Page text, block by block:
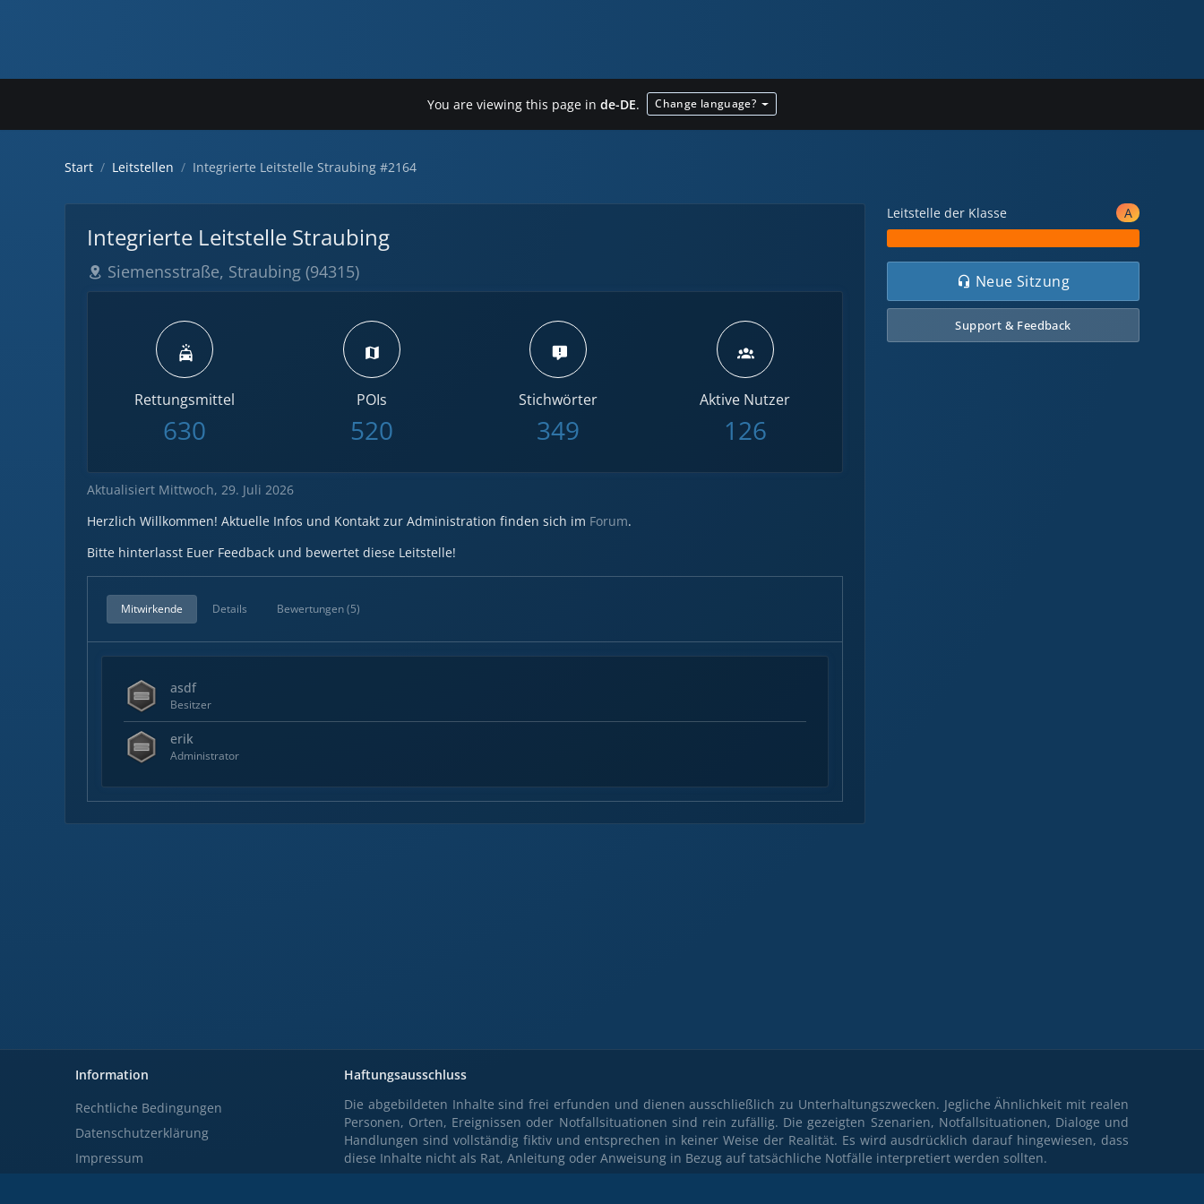
You are viewing this page inde-DE. Change language?
Start Leitstellen Integrierte Leitstelle Straubing #2164
Integrierte Leitstelle Straubing
Siemensstraße, Straubing (94315)
Rettungsmittel
630
POIs
520
Stichwörter
349
Aktive Nutzer
126
Aktualisiert Mittwoch, 29. Juli 2026
Herzlich Willkommen! Aktuelle Infos und Kontakt zur Administration finden sich im Forum.
Bitte hinterlasst Euer Feedback und bewertet diese Leitstelle!
Mitwirkende Details Bewertungen (5)
asdf
Besitzer
erik
Administrator
Leitstelle der Klasse A
Neue Sitzung
Support & Feedback
Information
Rechtliche Bedingungen
Datenschutzerklärung
Impressum
Haftungsausschluss
Die abgebildeten Inhalte sind frei erfunden und dienen ausschließlich zu Unterhaltungszwecken. Jegliche Ähnlichkeit mit realen
Personen, Orten, Ereignissen oder Notfallsituationen sind rein zufällig. Die gezeigten Szenarien, Notfallsituationen, Dialoge und
Handlungen sind vollständig fiktiv und entsprechen in keiner Weise der Realität. Es wird ausdrücklich darauf hingewiesen, dass
diese Inhalte nicht als Rat, Anleitung oder Anweisung in Bezug auf tatsächliche Notfälle interpretiert werden sollten.